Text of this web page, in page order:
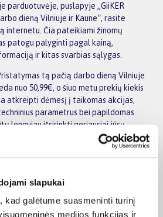
slapukai
kad galėtume suasmeninti turinį
medijos funkcijas ir
parduotuvėje, puslapyje „GiiKER
dieną Vilniuje ir Kaune“, rasite
internetu. Čia pateikiami žinomų
patogu palyginti pagal kainą,
ir kitas svarbias sąlygas.
tą pačią darbo dieną Vilniuje
nuo 50,99€, o šiuo metu prekių kiekis
atkreipti dėmesį į taikomas akcijas,
parametrus bei papildomas
lengviau išsirinkti geriausiai jūsų
prekių savybių filtrai padeda patogiai
tą pačią darbo dieną Vilniuje
prekę pristatysime per jos